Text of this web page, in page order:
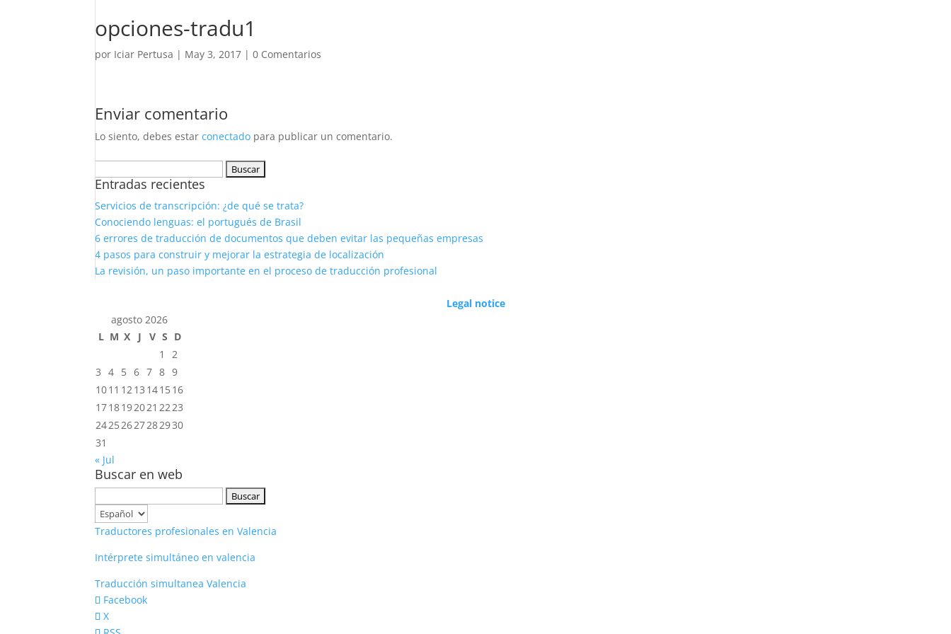
opciones-tradu1
por Iciar Pertusa | May 3, 2017 |0 Comentarios
Enviar comentario
Lo siento, debes estarconectado para publicar un comentario.
Entradas recientes
Servicios de transcripción: ¿de qué se trata?
Conociendo lenguas: el portugués de Brasil
6 errores de traducción de documentos que deben evitar las pequeñas empresas
4 pasos para construir y mejorar la estrategia de localización
La revisión, un paso importante en el proceso de traducción profesional
Legal notice
agosto 2026
L M X J V S D
1
2
3
4 5 6 7 8 9
1011 1213 141516
1718192021 2223
24252627282930
31
« Jul
Buscar en web
Elegir
un
Traductores profesionales en Valencia
Intérprete simultáneo en valencia
Traducción simultanea Valencia
Facebook
X